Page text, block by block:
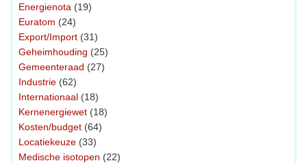
Energienota (19)
Euratom (24)
Export/Import (31)
Geheimhouding (25)
Gemeenteraad (27)
Industrie (62)
Internationaal (18)
Kernenergiewet (18)
Kosten/budget (64)
Locatiekeuze (33)
Medische isotopen (22)